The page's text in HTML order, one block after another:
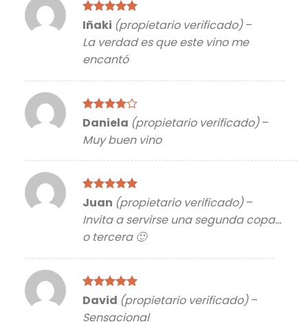
Valorado
de 5
Iñaki (propietario verificado) –
La verdad es que este vino me
encantó
Valorado
5
Daniela (propietario verificado) –
Muy buen vino
Valorado
de 5
Juan (propietario verificado) –
Invita a servirse una segunda copa…
o tercera 🙂
Valorado
de 5
David (propietario verificado) –
Sensacional